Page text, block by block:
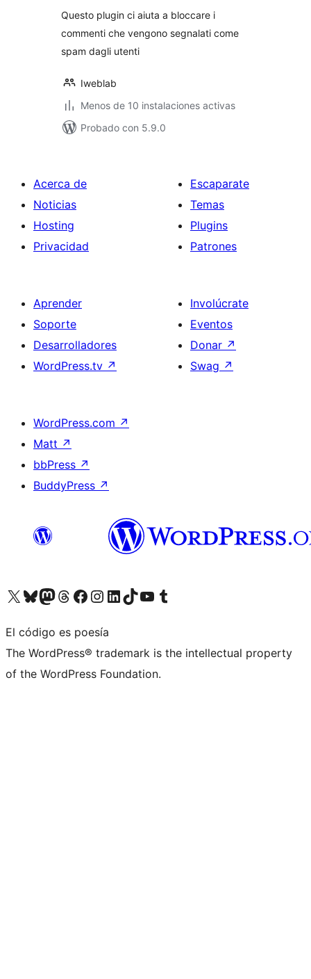
Questo plugin ci aiuta a bloccare i
commenti che vengono segnalati come
spam dagli utenti
Iweblab
Menos de 10 instalaciones activas
Probado con 5.9.0
Acerca de
Noticias
Hosting
Privacidad
Escaparate
Temas
Plugins
Patrones
Aprender
Soporte
Desarrolladores
WordPress.tv ↗
Involúcrate
Eventos
Donar ↗
Swag ↗
WordPress.com ↗
Matt ↗
bbPress ↗
BuddyPress ↗
Visita nuestra cuenta de X (anteriormente Twitter)
Visita nuestra cuenta de Bluesky
Visita nuestra cuenta de Mastodon
Visita nuestra cuenta de Threads
Visita nuestra página de Facebook
Visita nuestra cuenta de Instagram
Visita nuestra cuenta de LinkedIn
Visita nuestra cuenta de TikTok
Visita nuestro canal de YouTube
Visita nuestra cuenta de Tumblr
El código es poesía
The WordPress® trademark is the intellectual property
of the WordPress Foundation.